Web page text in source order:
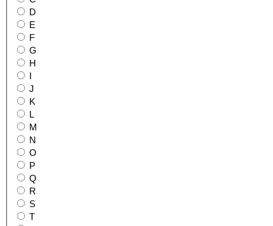
D
E
F
G
H
J
K
L
M
N
O
P
Q
R
S
T